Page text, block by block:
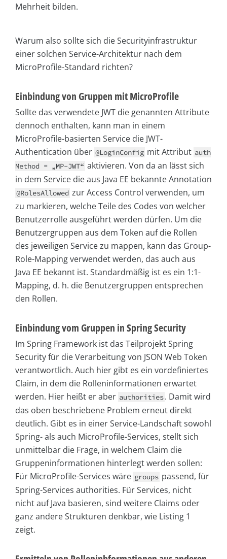
Mehrheit bilden.
Warum also sollte sich die Securityinfrastruktur
einer solchen Service-Architektur nach dem
MicroProfile-Standard richten?
Einbindung von Gruppen mit MicroProfile
Sollte das verwendete JWT die genannten Attribute
dennoch enthalten, kann man in einem
MicroProfile-basierten Service die JWT-
Authentication über @LoginConfig mit Attribut auth
Method = „MP-JWT“ aktivieren. Von da an lässt sich
in dem Service die aus Java EE bekannte Annotation
@RolesAllowed zur Access Control verwenden, um
zu markieren, welche Teile des Codes von welcher
Benutzerrolle ausgeführt werden dürfen. Um die
Benutzergruppen aus dem Token auf die Rollen
des jeweiligen Service zu mappen, kann das Group-
Role-Mapping verwendet werden, das auch aus
Java EE bekannt ist. Standardmäßig ist es ein 1:1-
Mapping, d. h. die Benutzergruppen entsprechen
den Rollen.
Einbindung vom Gruppen in Spring Security
Im Spring Framework ist das Teilprojekt Spring
Security für die Verarbeitung von JSON Web Token
verantwortlich. Auch hier gibt es ein vordefiniertes
Claim, in dem die Rolleninformationen erwartet
werden. Hier heißt er aber authorities. Damit wird
das oben beschriebene Problem erneut direkt
deutlich. Gibt es in einer Service-Landschaft sowohl
Spring- als auch MicroProfile-Services, stellt sich
unmittelbar die Frage, in welchem Claim die
Gruppeninformationen hinterlegt werden sollen:
Für MicroProfile-Services wäre groups passend, für
Spring-Services authorities. Für Services, nicht
nicht auf Java basieren, sind weitere Claims oder
ganz andere Strukturen denkbar, wie Listing 1
zeigt.